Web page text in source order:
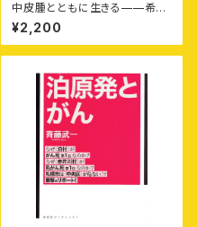
中皮腫とともに生きる——希
少・難治性がん患者と家族の26
の「ものがたり」
¥2,200